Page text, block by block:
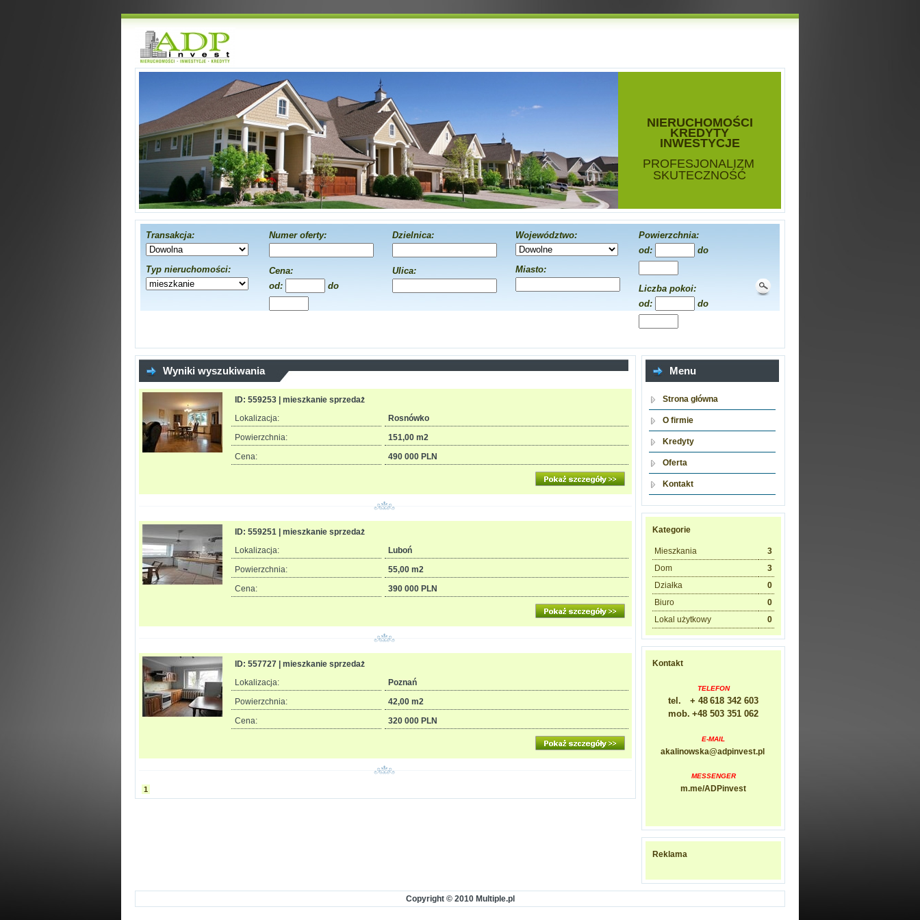
NIERUCHOMOŚCI
KREDYTY
INWESTYCJE
PROFESJONALIZM
SKUTECZNOŚĆ
Transakcja:
Typ nieruchomości:
Numer oferty:
Cena:
od:
do
Dzielnica:
Ulica:
Województwo:
Miasto:
Powierzchnia:
od:
do
Liczba pokoi:
od:
do
Wyniki wyszukiwania
ID: 559253 | mieszkanie sprzedaż
Lokalizacja:
Rosnówko
Powierzchnia:
151,00 m2
Cena:
490 000 PLN
ID: 559251 | mieszkanie sprzedaż
Lokalizacja:
Luboń
Powierzchnia:
55,00 m2
Cena:
390 000 PLN
ID: 557727 | mieszkanie sprzedaż
Lokalizacja:
Poznań
Powierzchnia:
42,00 m2
Cena:
320 000 PLN
1
Menu
Strona główna
O firmie
Kredyty
Oferta
Kontakt
Kategorie
Mieszkania
3
Dom
3
Działka
0
Biuro
0
Lokal użytkowy
0
Kontakt
TELEFON
tel. + 48 618 342 603
mob. +48 503 351 062
E-MAIL
akalinowska@adpinvest.pl
MESSENGER
m.me/ADPinvest
Reklama
Copyright © 2010 Multiple.pl